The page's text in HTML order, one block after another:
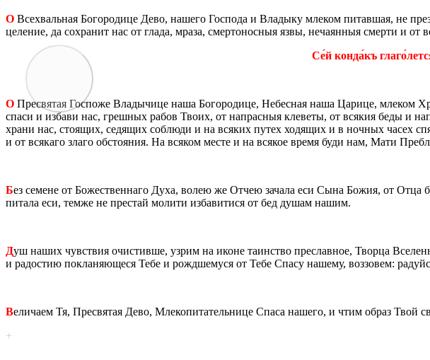
О Все­х­валь­ная Бо­го­ро­ди­це Дево, на­ше­го Гос­по­да и Вла­ды­ку мле­ком пи­тав­шая, не
це­ле­ние, да со­хра­нит нас от глада, мраза, смер­то­нос­ныя язвы, неча­ян­ныя смер­ти и
Се́й конда́къ
О Пре­свя­тая Гос­по­же Вла­ды­чи­це наша Бо­го­ро­ди­це, Небес­ная наша Ца­ри­це, мле­ком
спаси и из­ба­ви нас, греш­ных рабов Твоих, от на­прас­ныя кле­ве­ты, от вся­кия беды и
хра­ни нас, сто­я­щих, се­дя­щих со­блю­ди и на вся­ких путех хо­дя­щих и в ноч­ных
и от вся­ка­го злаго об­сто­я­ния. На вся­ком месте и на вся­кое время буди нам, Мати
Без се­мене от Бо­же­ствен­на­го Духа, волею же Отчею за­ча­ла еси Сына Божия, от
пи­та­ла еси, темже не пре­стай мо­ли­ти из­ба­ви­ти­ся от бед душам нашим.
Душ наших чув­ствия очи­стив­ше, узрим на иконе та­ин­ство пре­слав­ное, Твор­ца
и ра­до­стию по­кла­ня­ю­ще­ся Тебе и рожд­ше­му­ся от Тебе Спасу на­ше­му, воз­зо­вем:
Вели­ча­ем Тя, Пре­свя­тая Дево, Мле­ко­пи­та­тель­ни­це Спаса на­ше­го, и чтим образ Твой
+